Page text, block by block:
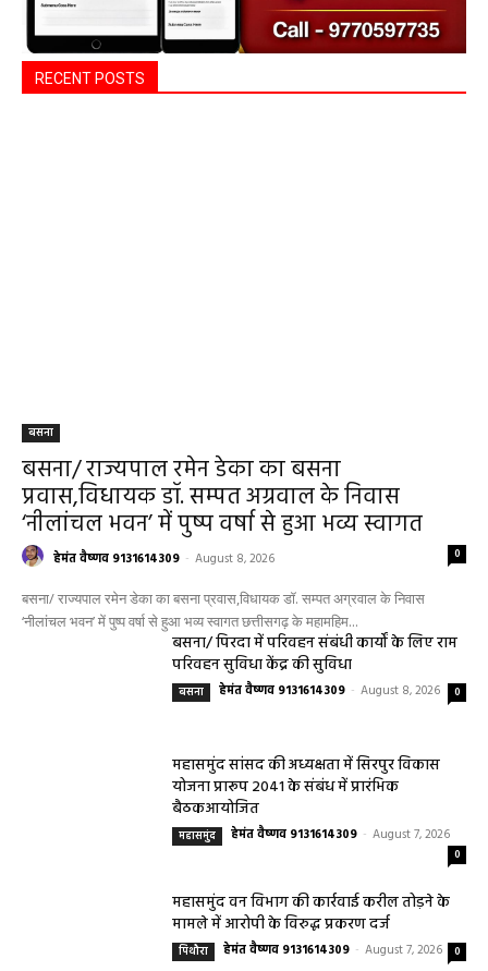
RECENT POSTS
बसना
बसना/ राज्यपाल रमेन डेका का बसना
प्रवास,विधायक डॉ. सम्पत अग्रवाल के निवास
‘नीलांचल भवन’ में पुष्प वर्षा से हुआ भव्य स्वागत
हेमंत वैष्णव 9131614309 - August 8, 2026 0
बसना/ राज्यपाल रमेन डेका का बसना प्रवास,विधायक डॉ. सम्पत अग्रवाल के निवास
‘नीलांचल भवन’ में पुष्प वर्षा से हुआ भव्य स्वागत छत्तीसगढ़ के महामहिम...
बसना/ पिरदा में परिवहन संबंधी कार्यों के लिए राम
परिवहन सुविधा केंद्र की सुविधा
बसना हेमंत वैष्णव 9131614309 - August 8, 2026 0
महासमुंद सांसद की अध्यक्षता में सिरपुर विकास
योजना प्रारूप 2041 के संबंध में प्रारंभिक
बैठकआयोजित
महासमुंद हेमंत वैष्णव 9131614309 - August 7, 2026
0
महासमुंद वन विभाग की कार्रवाई करील तोड़ने के
मामले में आरोपी के विरुद्ध प्रकरण दर्ज
पिथौरा हेमंत वैष्णव 9131614309 - August 7, 2026 0